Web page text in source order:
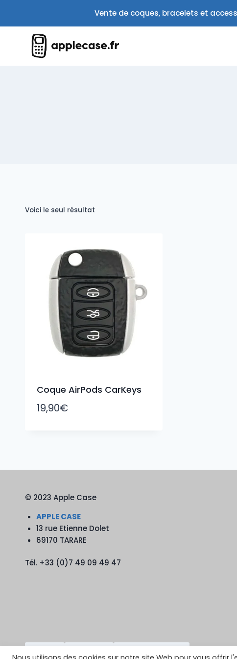
contenu
Vente de coques, bracelets et
Voici le seul résultat
Coque AirPods CarKeys
19,90€
© 2023 Apple Case
APPLE CASE
13 rue Etienne Dolet
69170 TARARE
Tél. +33 (0)7 49 09 49 47
TikTok YouTube Google Reviews